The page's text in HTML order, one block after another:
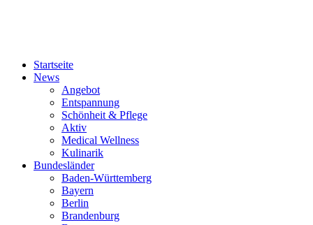
Startseite
News
Angebot
Entspannung
Schönheit & Pflege
Aktiv
Medical Wellness
Kulinarik
Bundesländer
Baden-Württemberg
Bayern
Berlin
Brandenburg